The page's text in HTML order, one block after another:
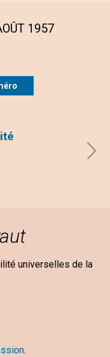
1957
universelles de la
.